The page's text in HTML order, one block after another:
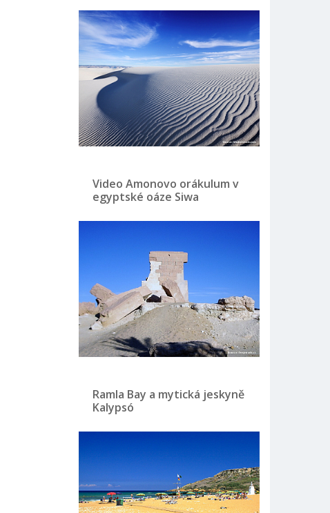
Video Amonovo orákulum v
egyptské oáze Siwa
Ramla Bay a mytická jeskyně
Kalypsó